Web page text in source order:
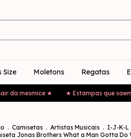
Size Moletons Regatas
★ ★ Estampas que saem do óbvio
. Camisetas . Artistas Musicais . I-J-K-L
Jonas Brothers What a Man Gotta Do